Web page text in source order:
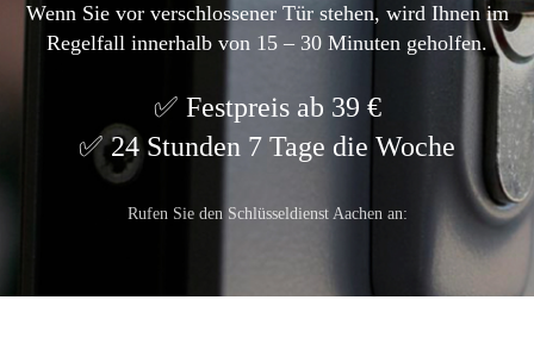
Wenn Sie vor verschlossener Tür stehen, wird Ihnen im
Regelfall innerhalb von 15 – 30 Minuten geholfen.
Festpreis ab 39 €
24 Stunden 7 Tage die Woche
Rufen Sie den Schlüsseldienst Aachen an: